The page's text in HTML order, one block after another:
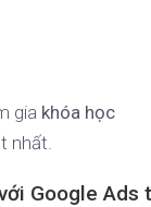
gia khóa học
nhất.
Google Ads